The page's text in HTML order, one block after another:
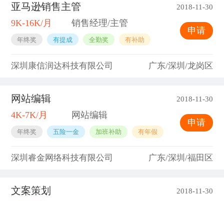
亚马逊销售主管 2018-11-30
9K-16K/月 销售经理/主管
年终奖 有提成 全勤奖 有补助
申请
深圳康信润达科技有限公司 广东/深圳/龙岗区
网站编辑 2018-11-30
4K-7K/月 网站编辑
年终奖 五险一金 加班补助 有年假
申请
深圳睿金网络科技有限公司 广东/深圳/福田区
文案策划 2018-11-30